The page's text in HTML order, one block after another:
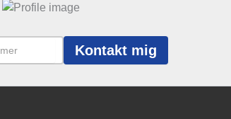
Kontakt mig